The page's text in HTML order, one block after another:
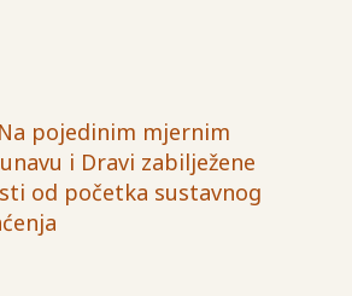
pojedinim mjernim
i Dravi zabilježene
od početka sustavnog